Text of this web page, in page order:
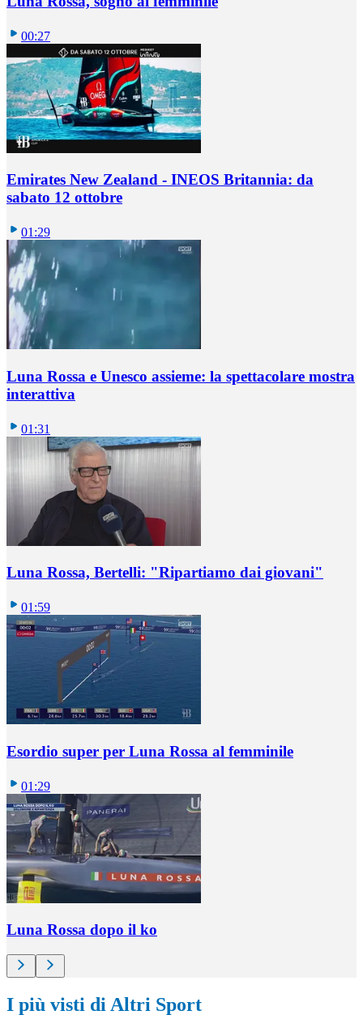
00:27
Emirates New Zealand - INEOS Britannia: da
sabato 12 ottobre
01:29
Luna Rossa e Unesco assieme: la spettacolare mostra
interattiva
01:31
Luna Rossa, Bertelli: "Ripartiamo dai giovani"
01:59
Esordio super per Luna Rossa al femminile
01:29
Luna Rossa dopo il ko
I più visti di Altri Sport